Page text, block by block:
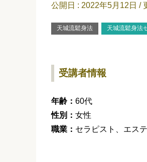
公開日 : 2022年5月12日 /
天城流鬆身法 天城流鬆身法
受講者情報
年齢： 60代
性別： 女性
職業： セラピスト、エス